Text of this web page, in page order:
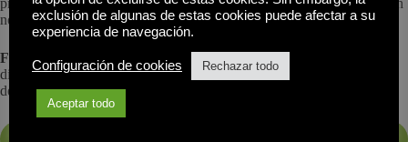
procedimientos profesionales de copia de seguridad y recuperación sin
necesidad de implementar los suyos propios.
Flexibilidad del dispositivo: Las soluciones DaaS admiten diversos
dispositivos de punto final. Los usuarios pueden acceder a escritorios
desde Windows, Mac, Linux, Chromebooks, tabletas y smartphones.
exclusión de algunas de estas cookies puede afectar a su
experiencia de navegación.
Configuración de cookies Rechazar todo
Aceptar todo